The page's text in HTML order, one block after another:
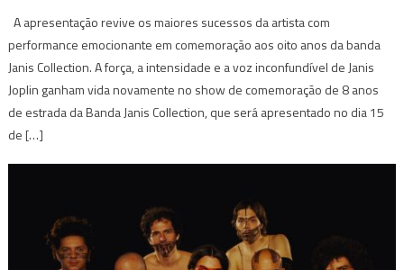
A apresentação revive os maiores sucessos da artista com
performance emocionante em comemoração aos oito anos da banda
Janis Collection. A força, a intensidade e a voz inconfundível de Janis
Joplin ganham vida novamente no show de comemoração de 8 anos
de estrada da Banda Janis Collection, que será apresentado no dia 15
de […]